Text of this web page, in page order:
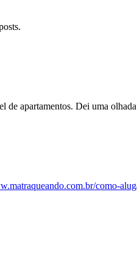
de apartamentos. Dei uma
como-